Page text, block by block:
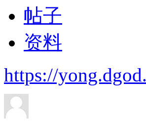
帖子
资料
https://